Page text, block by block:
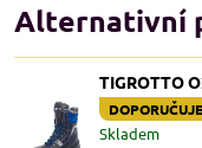
Alternativní
TIGROTTO
Skladem